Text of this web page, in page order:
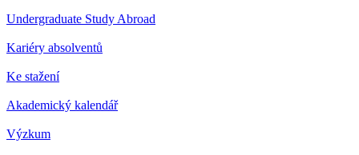
Undergraduate Study Abroad
Kariéry absolventů
Ke stažení
Akademický kalendář
Výzkum